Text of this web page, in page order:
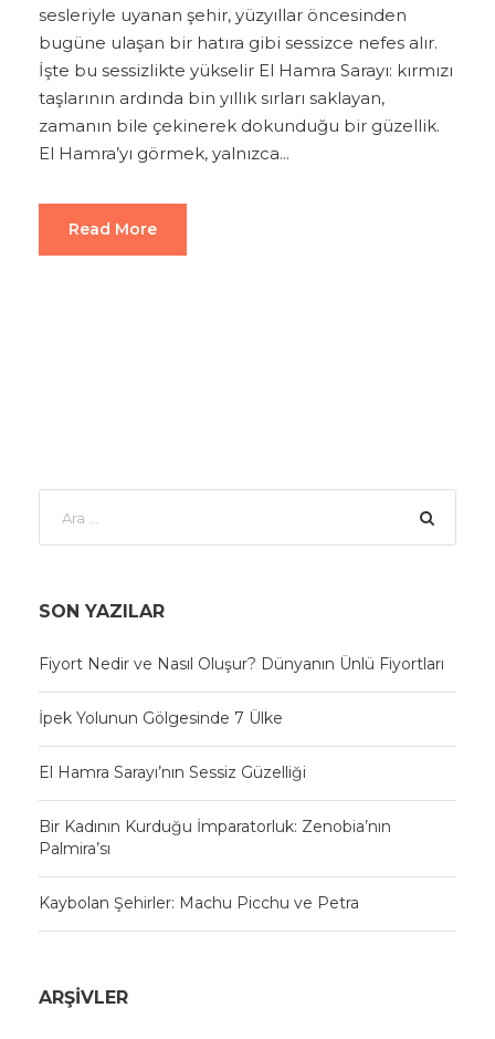
sesleriyle uyanan şehir, yüzyıllar öncesinden
bugüne ulaşan bir hatıra gibi sessizce nefes alır.
İşte bu sessizlikte yükselir El Hamra Sarayı: kırmızı
taşlarının ardında bin yıllık sırları saklayan,
zamanın bile çekinerek dokunduğu bir güzellik.
El Hamra’yı görmek, yalnızca...
Read More
SON YAZILAR
Fiyort Nedir ve Nasıl Oluşur? Dünyanın Ünlü Fiyortları
İpek Yolunun Gölgesinde 7 Ülke
El Hamra Sarayı’nın Sessiz Güzelliği
Bir Kadının Kurduğu İmparatorluk: Zenobia’nın
Palmira’sı
Kaybolan Şehirler: Machu Picchu ve Petra
ARŞIVLER